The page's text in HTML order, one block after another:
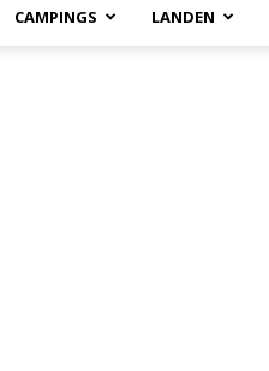
CAMPINGS LANDEN